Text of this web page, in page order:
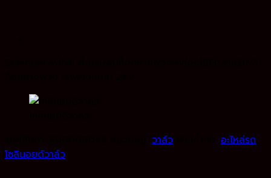
วาล์ว อะไหล่รถ
โซลินอยด์วาล์ว